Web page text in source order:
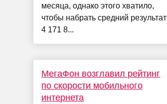
месяца, однако этого хватило,
чтобы набрать средний результат
4 171 8...
МегаФон возглавил рейтинг
по скорости мобильного
интернета